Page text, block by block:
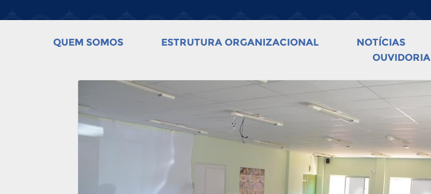
QUEM SOMOS ESTRUTURA ORGANIZACIONAL NOTÍCIAS
OUVIDORIA